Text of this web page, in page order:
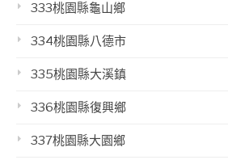
333桃園縣龜山鄉
334桃園縣八德市
335桃園縣大溪鎮
336桃園縣復興鄉
337桃園縣大園鄉